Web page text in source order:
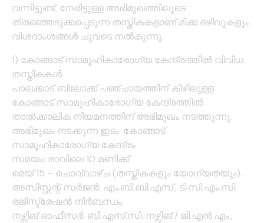
വന്നിട്ടുണ്ട്. നേരിട്ടുള്ള അഭിമുഖത്തിലൂടെ
തിരഞ്ഞെടുക്കപ്പെടുന്ന തസ്തികകളാണ് മിക്ക ഒഴിവുകളും
വിശദാംശങ്ങൾ ചുവടെ നൽകുന്നു.
1) കോങ്ങാട് സാമൂഹികാരോഗ്യ കേന്ദ്രത്തിൽ വിവിധ
തസ്തികകൾ
പാലക്കാട് ബ്ലോക്ക് പഞ്ചായത്തിന് കീഴിലുള്ള
കോങ്ങാട് സാമൂഹികാരോഗ്യ കേന്ദ്രത്തിൽ
താൽക്കാലിക നിയമനത്തിന് അഭിമുഖം നടത്തുന്നു.
അഭിമുഖം നടക്കുന്ന ഇടം: കോങ്ങാട്
സാമൂഹികാരോഗ്യ കേന്ദ്രം
സമയം: രാവിലെ 10 മണിക്ക്
മെയ് 15 – ചൊവ്വാഴ്ച (തസ്തികകളും യോഗ്യതയും).
അസിസ്റ്റന്റ് സർജൻ: എം.ബി.ബി.എസ്., ടി.സി.എം.സി.
രജിസ്ട്രേഷൻ നിർബന്ധം.
നഴ്സിങ് ഓഫീസർ: ബി.എസ്.സി. നഴ്സിങ് / ജി.എൻ.എം.,